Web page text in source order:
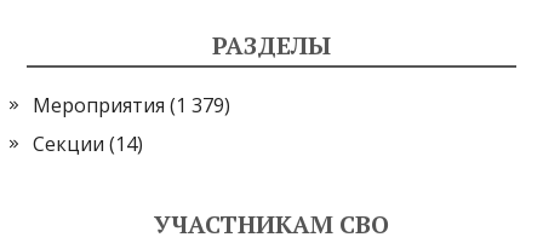
РАЗДЕЛЫ
Мероприятия (1 379)
Секции (14)
УЧАСТНИКАМ СВО